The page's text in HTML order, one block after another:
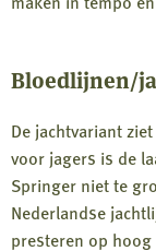
Bloedlijnen/
De jachtvariant
voor jagers is de
Springer niet te
Nederlandse
presteren op